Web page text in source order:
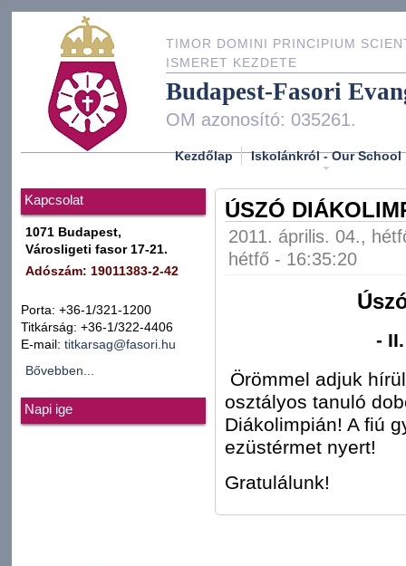
TIMOR DOMINI PRINCIPIUM
ISMERET KEZDETE
Budapest-Fasori
OM azonosító: 035261.
Kezdőlap Iskolánkról - Our School
Kapcsolat
1071 Budapest,
Városligeti fasor 17-21.
Adószám: 19011383-2-42
Porta: +36-1/321-1200
Titkárság: +36-1/322-4406
E-mail: titkarsag@fasori.hu
Bővebben...
Napi ige
ÚSZÓ
2011. április. 04.,
hétfő - 16:35:20
-
Örömmel adjuk
osztályos tanuló
Diákolimpián! A fiú
ezüstérmet nyert!
Gratulálunk!